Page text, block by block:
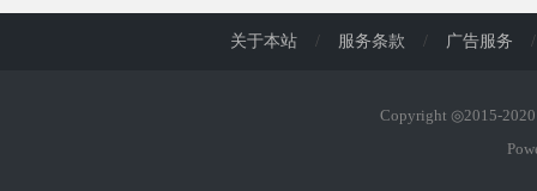
关于本站 / 服务条款 / 广告服务 /
Copyright ◎2015-